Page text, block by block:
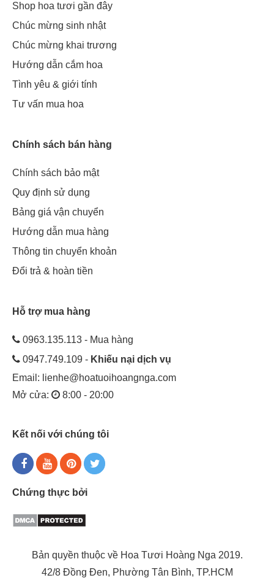
Shop hoa tươi gần đây
Chúc mừng sinh nhật
Chúc mừng khai trương
Hướng dẫn cắm hoa
Tình yêu & giới tính
Tư vấn mua hoa
Chính sách bán hàng
Chính sách bảo mật
Quy định sử dụng
Bảng giá vận chuyển
Hướng dẫn mua hàng
Thông tin chuyển khoản
Đổi trả & hoàn tiền
Hỗ trợ mua hàng
0963.135.113 - Mua hàng
0947.749.109 - Khiếu nại dịch vụ
Email: lienhe@hoatuoihoangnga.com
Mở cửa:
8:00 - 20:00
Kết nối với chúng tôi
Chứng thực bởi
Bản quyền thuộc về Hoa Tươi Hoàng Nga 2019.
42/8 Đồng Đen, Phường Tân Bình, TP.HCM